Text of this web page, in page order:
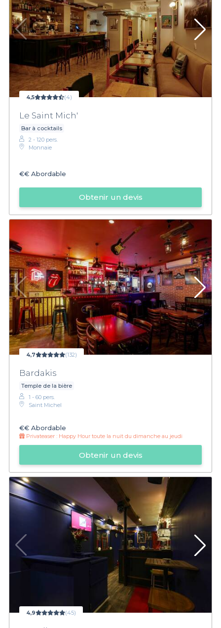
4,5 (4)
Le Saint Mich'
Bar à cocktails
2 - 120 pers.
Monnaie
€€ Abordable
Obtenir un devis
4,7 (132)
Bardakis
Temple de la bière
1 - 60 pers.
Saint Michel
€€ Abordable
Privateaser : Happy Hour toute la nuit du dimanche au jeudi
Obtenir un devis
4,9 (45)